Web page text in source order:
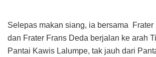
Selepas makan siang, ia bersama Frater
dan Frater Frans Deda berjalan ke arah
Pantai Kawis Lalumpe, tak jauh dari